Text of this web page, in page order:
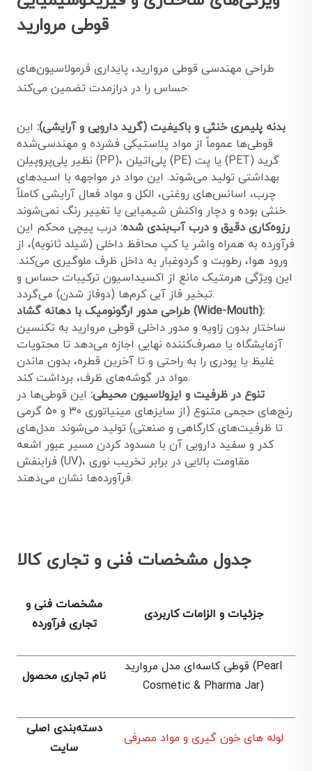
قوطی مروارید
طراحی مهندسی قوطی مروارید، پایداری فرمولاسیون‌های
حساس را در درازمدت تضمین می‌کند:
بدنه پلیمری خنثی و باکیفیت (گرید دارویی و آرایشی): این
قوطی‌ها عموماً از مواد پلاستیکی فشرده و مهندسی‌شده
نظیر پلی‌پروپیلن (PP)، پلی‌اتیلن (PE) یا پت (PET) گرید
بهداشتی تولید می‌شوند. این مواد در مواجهه با اسیدهای
چرب، اسانس‌های روغنی، الکل و مواد فعال آرایشی کاملاً
خنثی بوده و دچار واکنش شیمیایی یا تغییر رنگ نمی‌شوند.
رزوه‌کاری دقیق و درب آب‌بندی شده: درب پیچی محکم این
فرآورده به همراه واشر یا کپ محافظ داخلی (شیلد ثانویه)، از
ورود هوا، رطوبت و گردوغبار به داخل ظرف ملوگیری می‌کند.
این ویژگی هرمتیک مانع از اکسیداسیون ترکیبات حساس و
تبخیر فاز آبی کرم‌ها (دوفاز شدن) می‌گردد.
طراحی مدور ارگونومیک با دهانه گشاد (Wide-Mouth):
ساختار بدون زاویه و مدور داخلی قوطی مروارید به تکنسین
آزمایشگاه یا مصرف‌کننده نهایی اجازه می‌دهد تا محتویات
غلیظ یا پودری را به راحتی و تا آخرین قطره، بدون ماندن
مواد در گوشه‌های ظرف، برداشت کند.
تنوع در ظرفیت و ایزولاسیون محیطی: این قوطی‌ها در
رنج‌های حجمی متنوع (از سایزهای مینیاتوری ۳۰ و ۵۰ گرمی
تا ظرفیت‌های کارگاهی و صنعتی) تولید می‌شوند. مدل‌های
کدر و سفید دارویی آن با مسدود کردن مسیر عبور اشعه
فرابنفش (UV)، مقاومت بالایی در برابر تخریب نوری
فرآورده‌ها نشان می‌دهند.
جدول مشخصات فنی و تجاری کالا
مشخصات فنی و
تجاری فرآورده
جزئیات و الزامات کاربردی
نام تجاری محصول
قوطی کاسه‌ای مدل مروارید (Pearl
Cosmetic & Pharma Jar)
دسته‌بندی اصلی
سایت
لوله های خون گیری و مواد مصرفی